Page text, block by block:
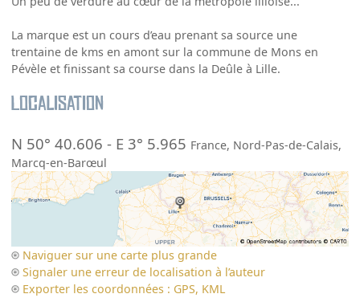
La marque est un cours d’eau prenant sa source une
trentaine de kms en amont sur la commune de Mons en
Pévèle et finissant sa course dans la Deûle à Lille.
Localisation
N 50° 40.606 - E 3° 5.965 France, Nord-Pas-de-Calais,
Marcq-en-Barœul
Naviguer sur une carte plus grande
Signaler une erreur de localisation à l’auteur
Exporter les coordonnées : GPS, KML